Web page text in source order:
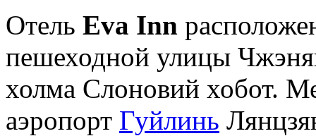
Отель Eva Inn
пешеходной улицы
холма Слоновий хобот.
аэропорт Гуйлинь